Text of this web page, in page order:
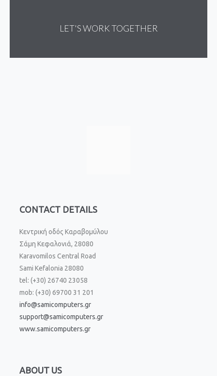
LET'S WORK TOGETHER
CONTACT DETAILS
Κεντρική οδός Καραβομύλου
Σάμη Κεφαλονιά, 28080
Karavomilos Central Road
Sami Kefalonia 28080
tel: (+30) 26740 23058
mob: (+30) 69700 31 201
info@samicomputers.gr
support@samicomputers.gr
www.samicomputers.gr
ABOUT US